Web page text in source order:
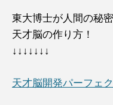
東大博士が人間の秘
天才脳の作り方！
↓↓↓↓↓↓↓
天才脳開発パーフェ